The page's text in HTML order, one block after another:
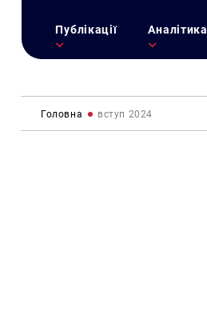
Публікації Аналітика
Головна вступ 2024